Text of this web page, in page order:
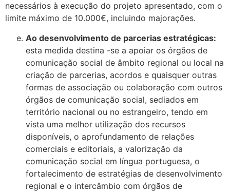
necessários à execução do projeto apresentado, com o
limite máximo de 10.000€, incluindo majorações.
Ao desenvolvimento de parcerias estratégicas:
esta medida destina -se a apoiar os órgãos de
comunicação social de âmbito regional ou local na
criação de parcerias, acordos e quaisquer outras
formas de associação ou colaboração com outros
órgãos de comunicação social, sediados em
território nacional ou no estrangeiro, tendo em
vista uma melhor utilização dos recursos
disponíveis, o aprofundamento de relações
comerciais e editoriais, a valorização da
comunicação social em língua portuguesa, o
fortalecimento de estratégias de desenvolvimento
regional e o intercâmbio com órgãos de